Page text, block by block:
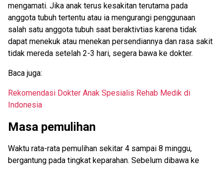
mengamati. Jika anak terus kesakitan terutama pada
anggota tubuh tertentu atau ia mengurangi penggunaan
salah satu anggota tubuh saat beraktivtias karena tidak
dapat menekuk atau menekan persendiannya dan rasa sakit
tidak mereda setelah 2-3 hari, segera bawa ke dokter.
Baca juga:
Rekomendasi Dokter Anak Spesialis Rehab Medik di
Indonesia
Masa pemulihan
Waktu rata-rata pemulihan sekitar 4 sampai 8 minggu,
bergantung pada tingkat keparahan. Sebelum dibawa ke